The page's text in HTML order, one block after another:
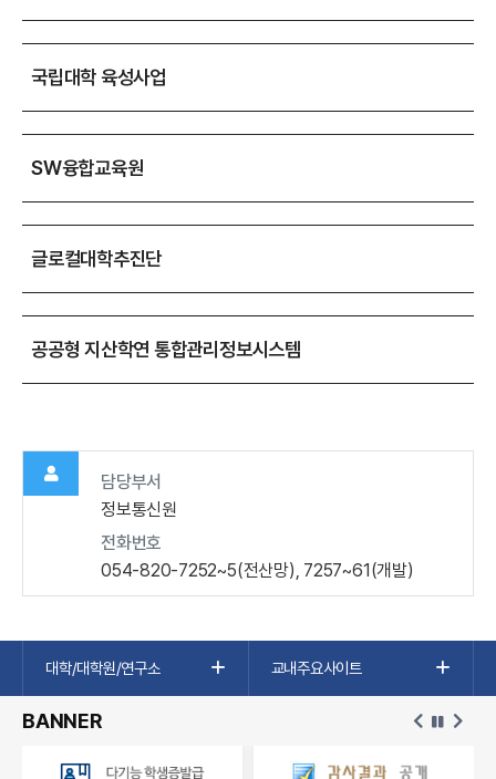
국립대학 육성사업
SW융합교육원
글로컬대학추진단
공공형 지산학연 통합관리정보시스템
담당부서
정보통신원
전화번호
054-820-7252~5(전산망), 7257~61(개발)
대학/대학원/연구소 교내주요사이트
BANNER